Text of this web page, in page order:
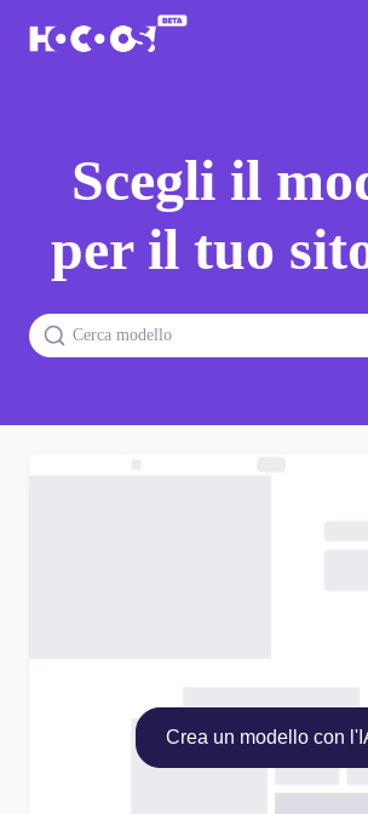
Scegli il
per il tuo
Crea un modello con